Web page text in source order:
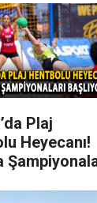
Plaj
Heyecanı!